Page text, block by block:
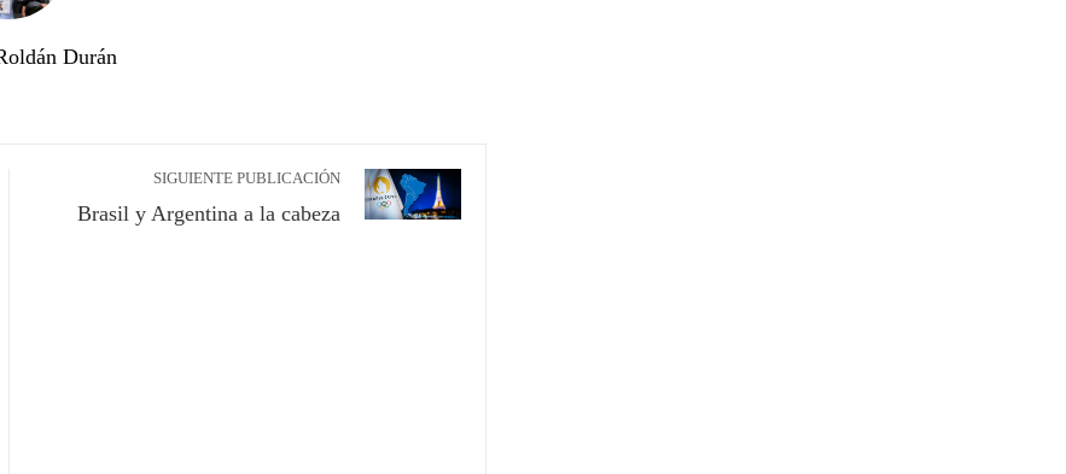
Durán
SIGUIENTE PUBLICACIÓN
Brasil y Argentina a la cabeza